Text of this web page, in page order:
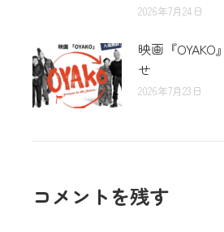
2026年7月24日
映画『
せ
2026年7月23日
コメントを残す